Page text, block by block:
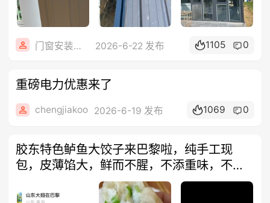
门窗安装维修 2026-6-22 发布 1105 0
重磅电力优惠来了
chengjiakoo 2026-6-19 发布 1069 0
胶东特色鲈鱼大饺子来巴黎啦，纯手工现
包，皮薄馅大，鲜而不腥，不添重味，不掩